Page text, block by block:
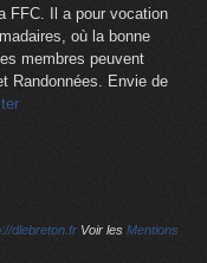
FFC. Il a pour vocation
où la bonne
membres peuvent
Randonnées. Envie de
dlebreton.fr Voir les Mentions